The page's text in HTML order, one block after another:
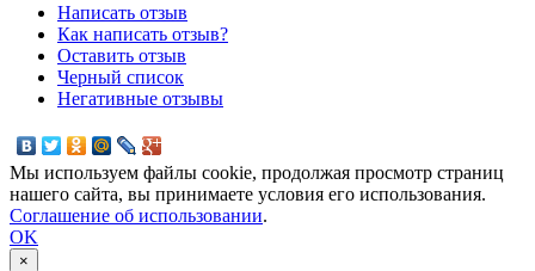
Написать отзыв
Как написать отзыв?
Оставить отзыв
Черный список
Негативные отзывы
Мы используем файлы cookie, продолжая просмотр страниц
нашего сайта, вы принимаете условия его использования.
Соглашение об использовании.
OK
×